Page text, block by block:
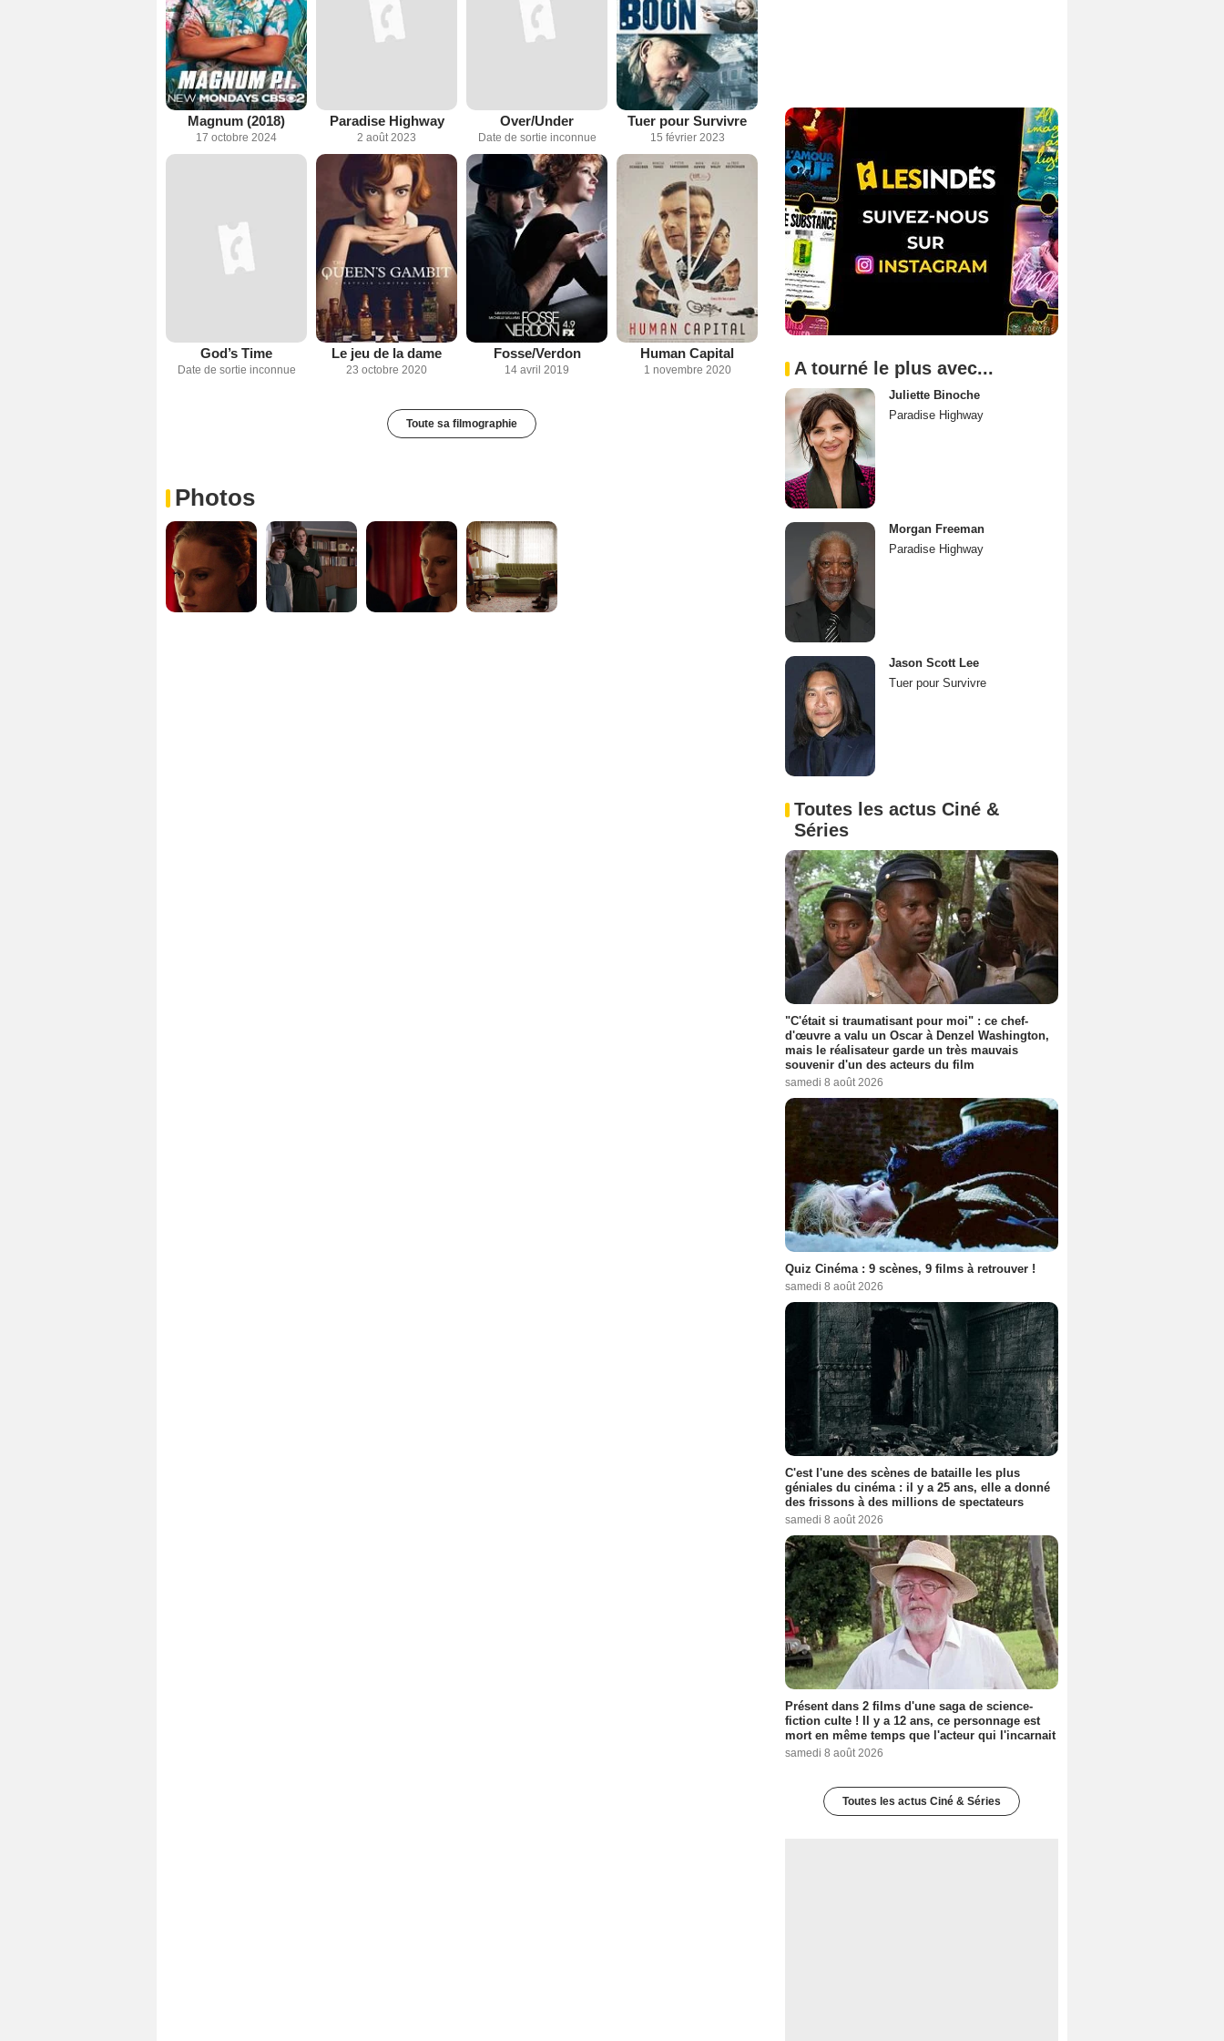
Magnum (2018)
17 octobre 2024
Paradise Highway
2 août 2023
Over/Under
Date de sortie inconnue
Tuer pour Survivre
15 février 2023
God’s Time
Date de sortie inconnue
Le jeu de la dame
23 octobre 2020
Fosse/Verdon
14 avril 2019
Human Capital
1 novembre 2020
Toute sa filmographie
Photos
A tourné le plus avec...
Juliette Binoche
Paradise Highway
Morgan Freeman
Paradise Highway
Jason Scott Lee
Tuer pour Survivre
Toutes les actus Ciné &
Séries
"C'était si traumatisant pour moi" : ce chef-
d'œuvre a valu un Oscar à Denzel Washington,
mais le réalisateur garde un très mauvais
souvenir d'un des acteurs du film
samedi 8 août 2026
Quiz Cinéma : 9 scènes, 9 films à retrouver !
samedi 8 août 2026
C'est l'une des scènes de bataille les plus
géniales du cinéma : il y a 25 ans, elle a donné
des frissons à des millions de spectateurs
samedi 8 août 2026
Présent dans 2 films d'une saga de science-
fiction culte ! Il y a 12 ans, ce personnage est
mort en même temps que l'acteur qui l'incarnait
samedi 8 août 2026
Toutes les actus Ciné & Séries